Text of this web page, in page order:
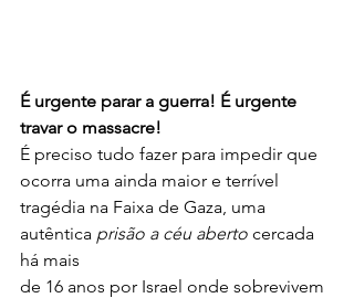
É urgente parar a guerra! É urgente
travar o massacre!
É preciso tudo fazer para impedir que
ocorra uma ainda maior e terrível
tragédia na Faixa de Gaza, uma
autêntica prisão a céu aberto cercada
há mais
de 16 anos por Israel onde sobrevivem